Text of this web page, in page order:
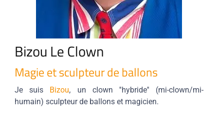
Bizou Le Clown
Magie et sculpteur de ballons
Je suis Bizou, un clown ''hybride'' (mi-clown/mi-
humain) sculpteur de ballons et magicien.